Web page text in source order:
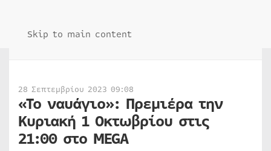
Skip to main content
28 Σεπτεμβρίου 2023 09:08
«Το ναυάγιο»: Πρεμιέρα την
Κυριακή 1 Οκτωβρίου στις
21:00 στο MEGA